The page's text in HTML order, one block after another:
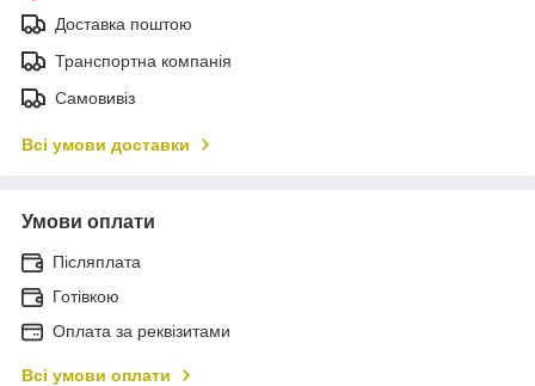
Доставка поштою
Транспортна компанія
Самовивіз
Всі умови доставки
Умови оплати
Післяплата
Готівкою
Оплата за реквізитами
Всі умови оплати